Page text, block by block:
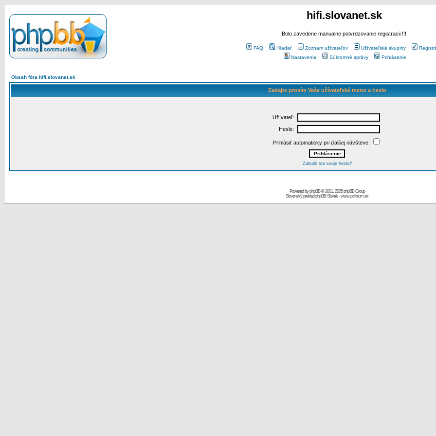
hifi.slovanet.sk
Bolo zavedene manualne potvrdzovanie registracii !!!
FAQ Hľadať Zoznam užívateľov Užívateľské skupiny
Nastavenia
Súkromné správy Prihlásenie
Obsah fóra hifi.slovanet.sk
Zadajte prosím Vaše užívateľské meno a heslo
Užívateľ:
Heslo:
Prihlásiť automaticky pri ďalšej návšteve:
Zabudli ste svoje heslo?
Powered byphpBB© 2001, 2005 phpBB Group
Slovenský preklad phpBB Slovak-www.pcforum.sk